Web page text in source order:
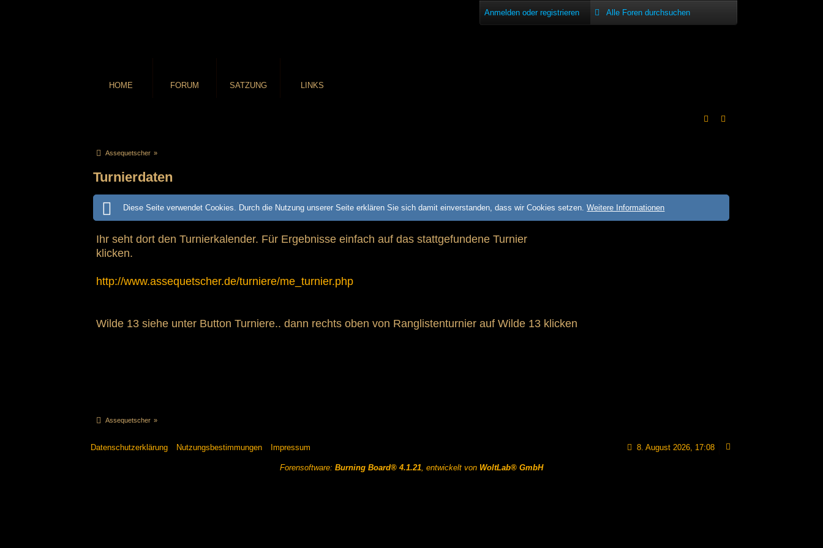
Anmelden oder registrieren
HOME FORUM SATZUNG LINKS
Assequetscher »
Turnierdaten
Diese Seite verwendet Cookies. Durch die Nutzung unserer Seite erklären Sie sich damit einverstanden, dass wir Cookies setzen.Weitere Informationen
Ihr seht dort den Turnierkalender. Für Ergebnisse einfach auf das stattgefundene Turnier
klicken.
http://www.assequetscher.de/turniere/me_turnier.php
Wilde 13 siehe unter Button Turniere.. dann rechts oben von Ranglistenturnier auf Wilde 13 klicken
Assequetscher »
Datenschutzerklärung Nutzungsbestimmungen Impressum 8. August 2026, 17:08
Forensoftware: Burning Board® 4.1.21, entwickelt von WoltLab® GmbH